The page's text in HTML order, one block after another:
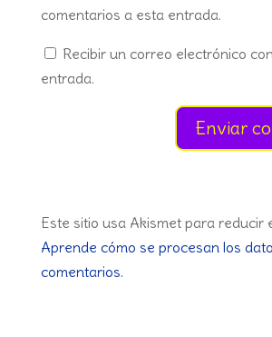
comentarios a esta entrada.
Recibir un correo electrónico
entrada.
Este sitio usa Akismet para reducir
Aprende cómo se procesan los
comentarios.